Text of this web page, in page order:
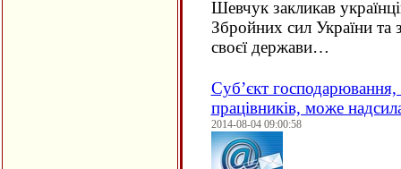
Шевчук закликав
Збройних сил України та
своєї держави…
Суб’єкт
працівників, може
2014-08-04 09:00:58